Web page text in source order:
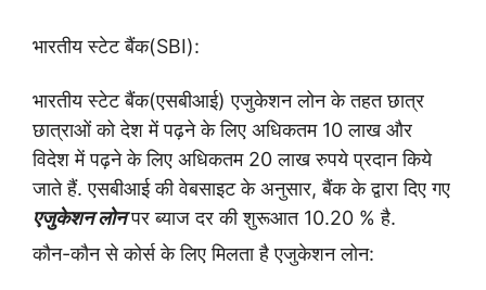
भारतीय स्टेट बैंक(SBI):
भारतीय स्टेट बैंक(एसबीआई) एजुकेशन लोन के तहत छात्र
छात्राओं को देश में पढ़ने के लिए अधिकतम 10 लाख और
विदेश में पढ़ने के लिए अधिकतम 20 लाख रुपये प्रदान किये
जाते हैं.एसबीआई की वेबसाइट के अनुसार,बैंक के द्वारा दिए गए
एजुकेशन लोनपर ब्याज दर की शुरूआत 10.20 % है.
कौन-कौन से कोर्स के लिए मिलता है एजुकेशन लोन: